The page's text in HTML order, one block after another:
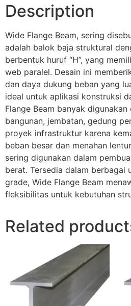
Description
Wide Flange Beam, sering
adalah balok baja struktural
berbentuk huruf “H”, yang
web paralel. Desain ini
dan daya dukung beban yang
ideal untuk aplikasi konstruksi
Flange Beam banyak
bangunan, jembatan, gedung
proyek infrastruktur karena
beban besar dan menahan
sering digunakan dalam
berat. Tersedia dalam berbagai
grade, Wide Flange Beam
fleksibilitas untuk kebutuhan
Related